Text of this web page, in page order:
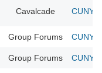
Cavalcade CUNY
Group Forums CUNY
Group Forums CUNY